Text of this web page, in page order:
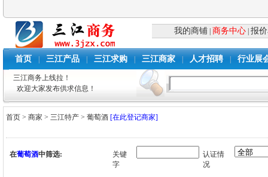
我的商铺 商务中心 |报
首页 三江产品 三江求购 三江商家 人才招聘 行业展
三江商务上线拉！
欢迎大家发布供求信息！
首页 >商家 >三江特产 >葡萄酒 [在此登记商家]
在葡萄酒中筛选:
关键
字
认证情
况